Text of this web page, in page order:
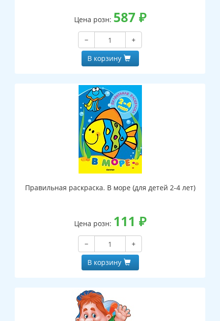
Цена розн: 587 ₽
−
+
В корзину
Правильная раскраска. В море (для детей 2-4 лет)
Цена розн: 111 ₽
−
+
В корзину